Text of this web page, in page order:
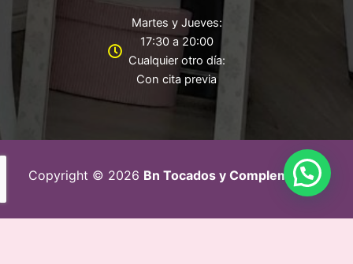
Martes y Jueves:
17:30 a 20:00
Cualquier otro día:
Con cita previa
Copyright © 2026 Bn Tocados y Complementos